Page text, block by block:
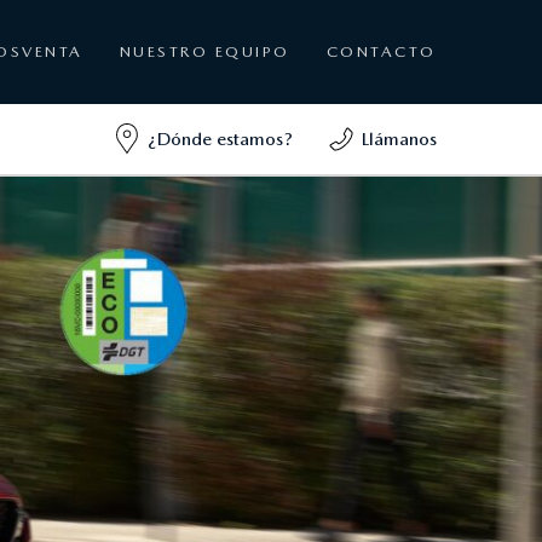
NUESTRO EQUIPO CONTACTO
¿Dónde estamos? Llámanos